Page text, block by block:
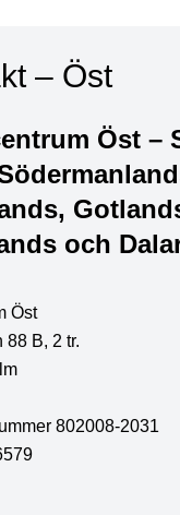
– Öst
Öst –
och
Öst
88 B, 2 tr.
802008-2031